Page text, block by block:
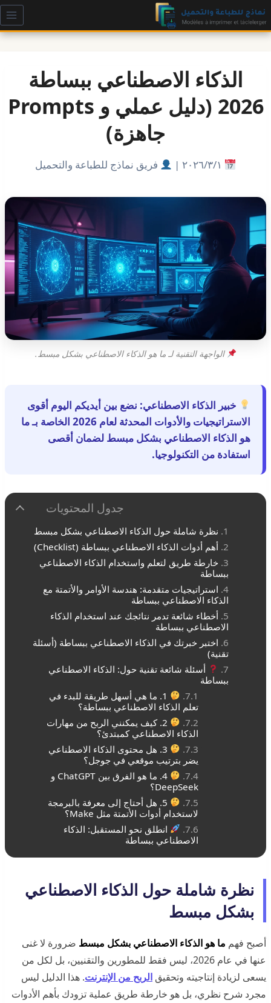
التجاوز
إلى
المحتوى
الذكاء الاصطناعي ببساطة
2026 (دليل عملي و Prompts
جاهزة)
فريق نماذج للطباعة والتحميل
الواجهة التقنية لـ ما هو الذكاء الاصطناعي بشكل مبسط.
خبير الذكاء الاصطناعي: نضع بين أيديكم اليوم أقوى
الاستراتيجيات والأدوات المحدثة لعام 2026 الخاصة بـ
ما
هو الذكاء الاصطناعي بشكل مبسط لضمان أقصى
استفادة من التكنولوجيا.
جدول المحتويات
نظرة شاملة حول الذكاء الاصطناعي بشكل مبسط
أهم أدوات الذكاء الاصطناعي ببساطة (Checklist)
خارطة طريق لتعلم واستخدام الذكاء الاصطناعي
ببساطة
استراتيجيات متقدمة: هندسة الأوامر والأتمتة مع
الذكاء الاصطناعي ببساطة
أخطاء شائعة تدمر نتائجك عند استخدام الذكاء
الاصطناعي ببساطة
اختبر خبرتك في الذكاء الاصطناعي ببساطة (أسئلة
تقنية)
أسئلة شائعة تقنية حول: الذكاء الاصطناعي
ببساطة
1. ما هي أسهل طريقة للبدء في
تعلم الذكاء الاصطناعي ببساطة؟
2. كيف يمكنني الربح من مهارات
الذكاء الاصطناعي كمبتدئ؟
3. هل محتوى الذكاء الاصطناعي
يضر بترتيب موقعي في جوجل؟
4. ما هو الفرق بين ChatGPT و
DeepSeek؟
5. هل أحتاج إلى معرفة بالبرمجة
لاستخدام أدوات الأتمتة مثل Make؟
انطلق نحو المستقبل: الذكاء
الاصطناعي ببساطة
نظرة شاملة حول الذكاء الاصطناعي
بشكل مبسط
أصبح فهم ما هو الذكاء الاصطناعي بشكل مبسط ضرورة لا غنى
عنها في عام 2026، ليس فقط للمطورين والتقنيين، بل لكل من
يسعى لزيادة إنتاجيته وتحقيق الربح من الإنترنت. هذا الدليل ليس
مجرد شرح نظري، بل هو خارطة طريق عملية تزودك بأهم الأدوات